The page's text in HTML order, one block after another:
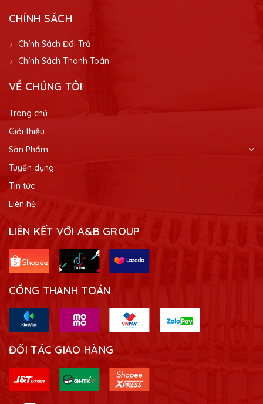
CHÍNH SÁCH
Chính Sách Đổi Trả
Chính Sách Thanh Toán
VỀ CHÚNG TÔI
Trang chủ
Giới thiệu
Sản Phẩm
Tuyển dụng
Tin tức
Liên hệ
LIÊN KẾT VỚI A&B GROUP
CỔNG THANH TOÁN
ĐỐI TÁC GIAO HÀNG